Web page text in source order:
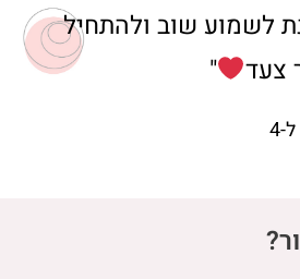
לשמוע שוב ולהתחיל
צעד
"
4